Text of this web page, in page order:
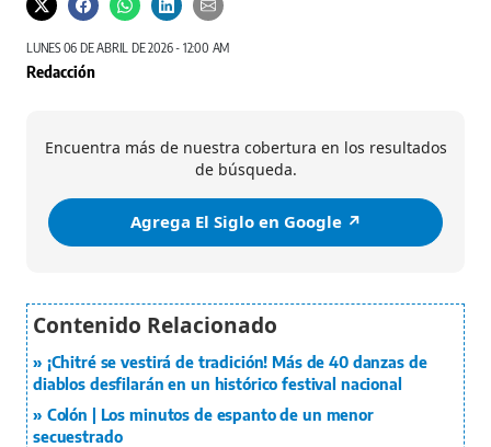
LUNES 06 DE ABRIL DE 2026 - 12:00 AM
Redacción
Encuentra más de nuestra cobertura en los resultados
de búsqueda.
Agrega El Siglo en Google ↗️
¡Chitré se vestirá de tradición! Más de 40 danzas de
diablos desfilarán en un histórico festival nacional
Colón | Los minutos de espanto de un menor
secuestrado